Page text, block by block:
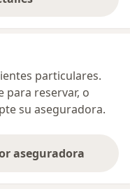
la dirección
particulares.
para reservar, o
su aseguradora.
aseguradora